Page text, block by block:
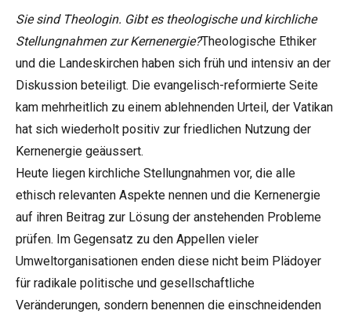
Sie sind Theologin. Gibt es theologische und kirchliche
Stellungnahmen zur Kernenergie?Theologische Ethiker
und die Landeskirchen haben sich früh und intensiv an der
Diskussion beteiligt. Die evangelisch-reformierte Seite
kam mehrheitlich zu einem ablehnenden Urteil, der Vatikan
hat sich wiederholt positiv zur friedlichen Nutzung der
Kernenergie geäussert.
Heute liegen kirchliche Stellungnahmen vor, die alle
ethisch relevanten Aspekte nennen und die Kernenergie
auf ihren Beitrag zur Lösung der anstehenden Probleme
prüfen. Im Gegensatz zu den Appellen vieler
Umweltorganisationen enden diese nicht beim Plädoyer
für radikale politische und gesellschaftliche
Veränderungen, sondern benennen die einschneidenden